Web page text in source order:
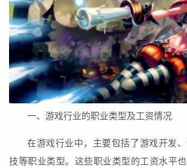
一、游戏行业的职业类型及工资情况
在游戏行业中，主要包括了游戏开发
技等职业类型。这些职业类型的工资水平也